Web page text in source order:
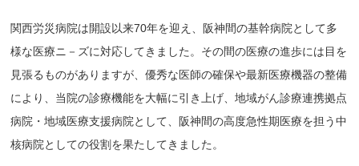
関西労災病院は開設以来70年を迎え、阪神間の基幹病院として多
様な医療ニ－ズに対応してきました。その間の医療の進歩には目を
見張るものがありますが、優秀な医師の確保や最新医療機器の整備
により、当院の診療機能を大幅に引き上げ、地域がん診療連携拠点
病院・地域医療支援病院として、阪神間の高度急性期医療を担う中
核病院としての役割を果たしてきました。